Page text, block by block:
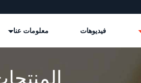
فيديوهات معلومات عنا